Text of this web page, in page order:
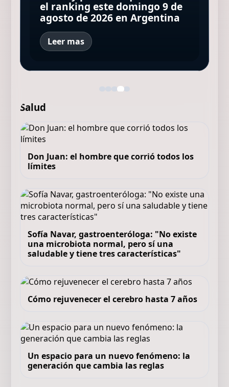
el primer round entre Mirtha
Legrand y Andy Kusnetzoff
dejando un hendija para la
luz
Glee, la serie que muchos
dicen que está maldita
el ranking este domingo 9 de
agosto de 2026 en Argentina
Leer mas
las conocí, me
impresionaron”
Salud
Don Juan: el hombre que corrió todos los
límites
Sofía Navar, gastroenteróloga: "No existe
una microbiota normal, pero sí una
saludable y tiene tres características"
Cómo rejuvenecer el cerebro hasta 7 años
Un espacio para un nuevo fenómeno: la
generación que cambia las reglas